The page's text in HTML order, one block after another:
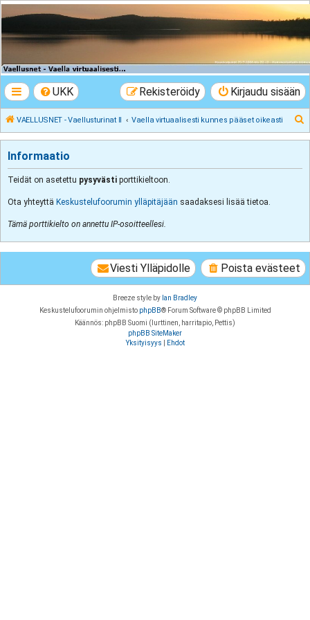
VAELLUSNET -
Vaellusturinat II
UKK Kirjaudu sisään
Rekisteröidy
VAELLUSNET - Vaellusturinat II Vaella virtuaalisesti kunnes pääset oikeasti
Informaatio
Teidät on asetettu pysyvästi porttikieltoon.
Ota yhteyttä Keskustelufoorumin ylläpitäjään saadaksesi lisää tietoa.
Tämä porttikielto on annettu IP-osoitteellesi.
Poista evästeet
Viesti Ylläpidolle
Breeze style by Ian Bradley
Keskustelufoorumin ohjelmisto phpBB® Forum Software © phpBB Limited
Käännös: phpBB Suomi (lurttinen, harritapio, Pettis)
phpBB SiteMaker
Yksityisyys
Ehdot